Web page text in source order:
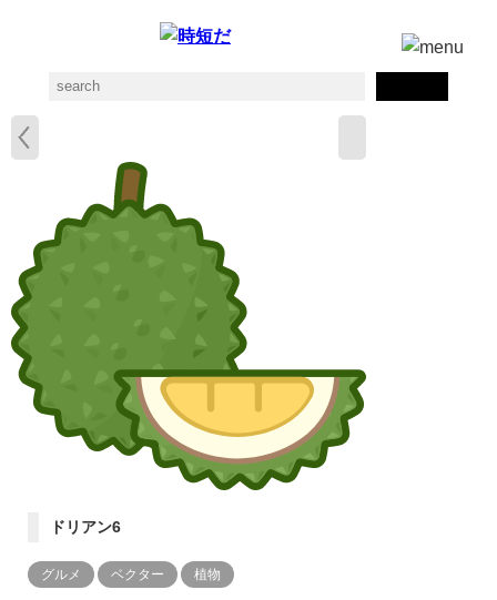
ドリアン6
グルメ ベクター 植物